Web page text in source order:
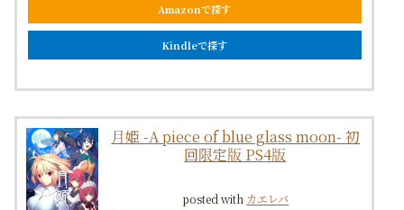
Amazonで探す
Kindleで探す
月姫 -A piece of blue glass moon- 初
回限定版 PS4版
posted with カエレバ